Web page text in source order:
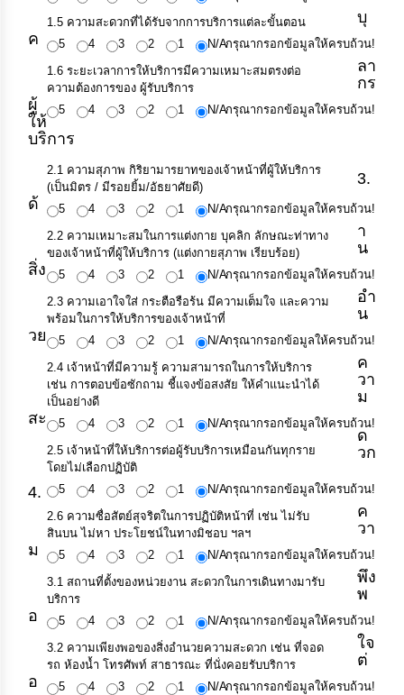
การ
เพื่อ
ป้องกัน
การ
ทุจริต
มาตรการ
ภายใน
การ
ทุจริต
การ
ส่ง
เสริม
ความ
โปร่งใส
ท้อง
ถิ่น
ของ
เรา
ข้อมูล
การ
ติดต่อ
1.5 ความสะดวกที่ได้รับจากการบริการแต่ละขั้นตอน
5
4 3 2 1 N/Aกรุณากรอกข้อมูลให้ครบถ้วน!
1.6 ระยะเวลาการให้บริการมีความเหมาะสมตรงต่อ
ความต้องการของ ผู้รับบริการ
5
4 3 2 1 N/Aกรุณากรอกข้อมูลให้ครบถ้วน!
บุ
ค
ลา
กร
ผู้
ให้
บริการ
2.1 ความสุภาพ กิริยามารยาทของเจ้าหน้าที่ผู้ให้บริการ
(เป็นมิตร / มีรอยยิ้ม/อัธยาศัยดี)
5
4 3 2 1 N/Aกรุณากรอกข้อมูลให้ครบถ้วน!
2.2 ความเหมาะสมในการแต่งกาย บุคลิก ลักษณะท่าทาง
ของเจ้าหน้าที่ผู้ให้บริการ (แต่งกายสุภาพ เรียบร้อย)
5
4 3 2 1 N/Aกรุณากรอกข้อมูลให้ครบถ้วน!
2.3 ความเอาใจใส่ กระตือรือร้น มีความเต็มใจ และความ
พร้อมในการให้บริการของเจ้าหน้าที่
5
4 3 2 1 N/Aกรุณากรอกข้อมูลให้ครบถ้วน!
2.4 เจ้าหน้าที่มีความรู้ ความสามารถในการให้บริการ
เช่น การตอบข้อซักถาม ชี้แจงข้อสงสัย ให้คำแนะนำได้
เป็นอย่างดี
5
4 3 2 1 N/Aกรุณากรอกข้อมูลให้ครบถ้วน!
2.5 เจ้าหน้าที่ให้บริการต่อผู้รับบริการเหมือนกันทุกราย
โดยไม่เลือกปฏิบัติ
5
4 3 2 1 N/Aกรุณากรอกข้อมูลให้ครบถ้วน!
2.6 ความซื่อสัตย์สุจริตในการปฏิบัติหน้าที่ เช่น ไม่รับ
สินบน ไม่หา ประโยชน์ในทางมิชอบ ฯลฯ
5
4 3 2 1 N/Aกรุณากรอกข้อมูลให้ครบถ้วน!
3.
ด้
า
น
สิ่ง
อำ
น
วย
ค
วา
ม
สะ
ด
วก
3.1 สถานที่ตั้งของหน่วยงาน สะดวกในการเดินทางมารับ
บริการ
5
4 3 2 1 N/Aกรุณากรอกข้อมูลให้ครบถ้วน!
3.2 ความเพียงพอของสิ่งอำนวยความสะดวก เช่น ที่จอด
รถ ห้องน้ำ โทรศัพท์ สาธารณะ ที่นั่งคอยรับบริการ
5
4 3 2 1 N/Aกรุณากรอกข้อมูลให้ครบถ้วน!
4.
ค
วา
ม
พึง
พ
อ
ใจ
ต่
อ